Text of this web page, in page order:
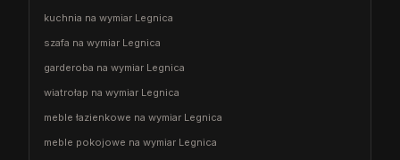
kuchnia na wymiar Legnica
szafa na wymiar Legnica
garderoba na wymiar Legnica
wiatrołap na wymiar Legnica
meble łazienkowe na wymiar Legnica
meble pokojowe na wymiar Legnica